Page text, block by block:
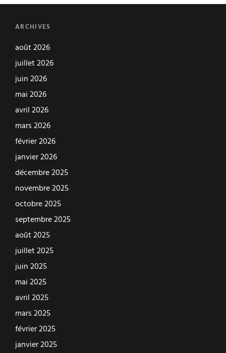
ARCHIVES
août 2026
juillet 2026
juin 2026
mai 2026
avril 2026
mars 2026
février 2026
janvier 2026
décembre 2025
novembre 2025
octobre 2025
septembre 2025
août 2025
juillet 2025
juin 2025
mai 2025
avril 2025
mars 2025
février 2025
janvier 2025